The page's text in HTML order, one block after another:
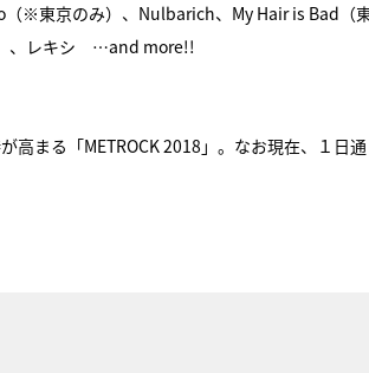
※東京のみ）、Nulbarich、My Hair is Bad（
、レキシ …and more!!
高まる「METROCK 2018」。なお現在、１日